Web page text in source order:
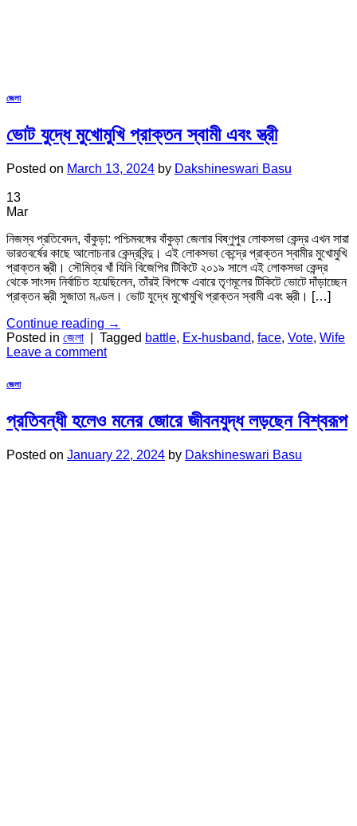
জেলা
ভোট যুদ্ধে মুখোমুখি প্রাক্তন স্বামী এবং স্ত্রী
Posted on March 13, 2024 by Dakshineswari Basu
13
Mar
নিজস্ব প্রতিবেদন, বাঁকুড়া: পশ্চিমবঙ্গের বাঁকুড়া জেলার বিষ্ণুপুর লোকসভা কেন্দ্র এখন সারা
ভারতবর্ষের কাছে আলোচনার কেন্দ্রবিন্দু। এই লোকসভা কেন্দ্রে প্রাক্তন স্বামীর মুখোমুখি
প্রাক্তন স্ত্রী। সৌমিত্র খাঁ যিনি বিজেপির টিকিটে ২০১৯ সালে এই লোকসভা কেন্দ্র
থেকে সাংসদ নির্বাচিত হয়েছিলেন, তাঁরই বিপক্ষে এবারে তৃণমূলের টিকিটে ভোটে দাঁড়াচ্ছেন
প্রাক্তন স্ত্রী সুজাতা মণ্ডল। ভোট যুদ্ধে মুখোমুখি প্রাক্তন স্বামী এবং স্ত্রী। […]
Continue reading →
Posted in জেলা Tagged battle, Ex-husband, face, Vote, Wife
Leave a comment
জেলা
প্রতিবন্ধী হলেও মনের জোরে জীবনযুদ্ধ লড়ছেন বিশ্বরূপ
Posted on January 22, 2024 by Dakshineswari Basu